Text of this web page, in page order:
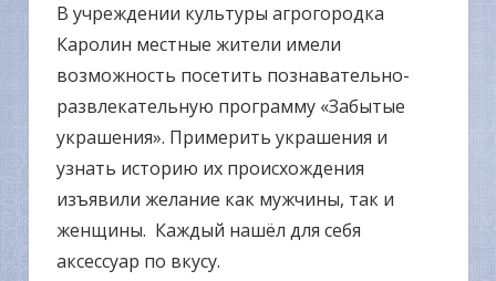
В учреждении культуры агрогородка
Каролин местные жители имели
возможность посетить познавательно-
развлекательную программу «Забытые
украшения». Примерить украшения и
узнать историю их происхождения
изъявили желание как мужчины, так и
женщины. Каждый нашёл для себя
аксессуар по вкусу.